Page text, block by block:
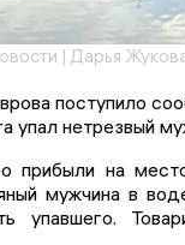
| Дарья
поступило
упал нетрезвый
прибыли на
мужчина в
упавшего.